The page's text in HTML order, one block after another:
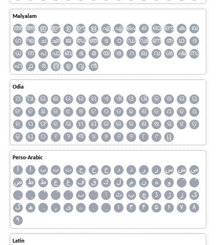
Malyalam
അ ആ ഇ ഈ ഉ ഊ ഋ എ ഏ ഐ ഒ ഓ ഔ ക
ഖ
ഗ
ഘ ച ഛ ജ ഝ ഞ ട ഠ ഡ ഢ ണ ത ഥ
ദ
ധ
ന പ ഫ ബ ഭ മ യ ര റ ല വ ശ ഷ
സ
ഹ
൧ ൪ ൫ ൭ ൮ ൯
Odia
ଅ ଆ ଇ ଈ ଉ ଊ ଋ ଏ ଐ ଓ ଔ କ ଖ ଗ
ଘ
ଙ
ଚ ଛ ଜ ଝ ଞ ଟ ଠ ଡ ଢ ଣ ତ ଥ ଦ
ଧ
ନ
ପ ଫ ବ ଭ ମ ଯ ର ଲ ଳ ଶ ଷ ସ ହ
ଡ଼
ଢ଼
ୟ ୦ ୧ ୨ ୩ ୪ ୫ ୬ ୭ ୮ ୯ ୱ
Perso-Arabic
آ ا ب ت ث ج ح خ د ذ ر ز س ش ص
ض
ط ظ ع غ ف ق ك ل م ن ه
و
ٮ
ٲ ٹ پ چ ڈ ڑ ژ
ک
گ
ھ ہ ۄ ی ے ۔ ۱ ۳ ۴ ۵ ۶ ۷
۸
۹
Latin